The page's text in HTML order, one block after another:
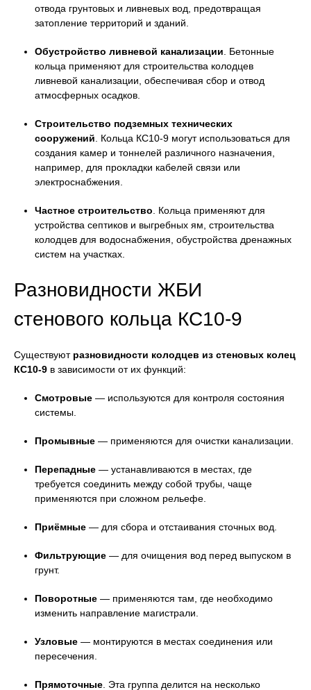
отвода грунтовых и ливневых вод, предотвращая
затопление территорий и зданий.
Обустройство ливневой канализации . Бетонные
кольца применяют для строительства колодцев
ливневой канализации, обеспечивая сбор и отвод
атмосферных осадков.
Строительство подземных технических
сооружений . Кольца КС10-9 могут использоваться для
создания камер и тоннелей различного назначения,
например, для прокладки кабелей связи или
электроснабжения.
Частное строительство . Кольца применяют для
устройства септиков и выгребных ям, строительства
колодцев для водоснабжения, обустройства дренажных
систем на участках.
Разновидности ЖБИ
стенового кольца КС10-9
Существуют разновидности колодцев из стеновых колец
КС10-9 в зависимости от их функций:
Смотровые — используются для контроля состояния
системы.
Промывные — применяются для очистки канализации.
Перепадные — устанавливаются в местах, где
требуется соединить между собой трубы, чаще
применяются при сложном рельефе.
Приёмные — для сбора и отстаивания сточных вод.
Фильтрующие — для очищения вод перед выпуском в
грунт.
Поворотные — применяются там, где необходимо
изменить направление магистрали.
Узловые — монтируются в местах соединения или
пересечения.
Прямоточные . Эта группа делится на несколько